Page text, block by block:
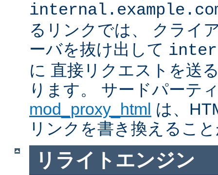
るリンクでは、 クライ
ーバを抜け出して
に 直接リクエストを送
ります。 サードパーテ
mod_proxy_html は、
リンクを書き換えるこ
リライトエンジン